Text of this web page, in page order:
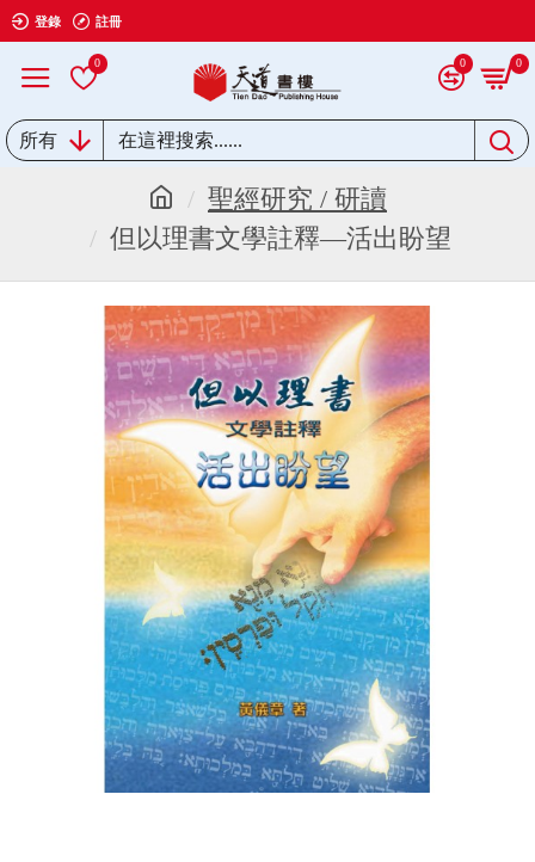
登錄 註冊
0 0 0
所有
聖經研究 / 研讀
但以理書文學註釋—活出盼望